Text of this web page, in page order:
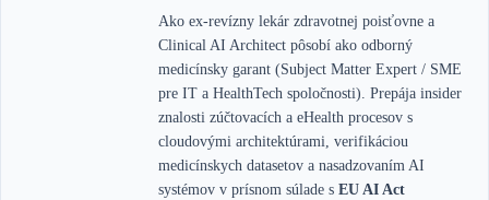
Ako ex-revízny lekár zdravotnej poisťovne a
Clinical AI Architect pôsobí ako odborný
medicínsky garant (Subject Matter Expert / SME
pre IT a HealthTech spoločnosti). Prepája insider
znalosti zúčtovacích a eHealth procesov s
cloudovými architektúrami, verifikáciou
medicínskych datasetov a nasadzovaním AI
systémov v prísnom súlade s EU AI Act